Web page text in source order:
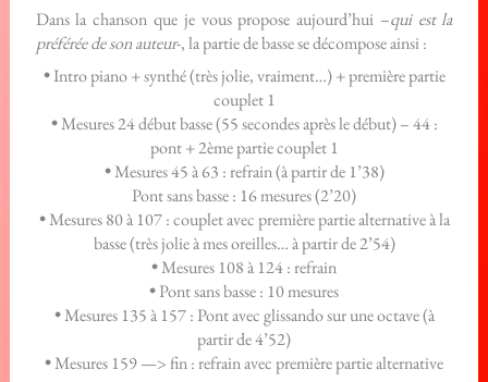
Dans la chanson que je vous propose aujourd’hui –qui est la
préférée de son auteur-, la partie de basse se décompose ainsi :
•Intro piano + synthé (très jolie, vraiment…) + première partie
couplet 1
•Mesures 24 début basse (55 secondes après le début) – 44 :
pont + 2ème partie couplet 1
•Mesures 45 à 63 : refrain (à partir de 1’38)
Pont sans basse : 16 mesures (2’20)
•Mesures 80 à 107 : couplet avec première partie alternative à la
basse (très jolie à mes oreilles… à partir de 2’54)
•Mesures 108 à 124 : refrain
•Pont sans basse : 10 mesures
•Mesures 135 à 157 : Pont avec glissando sur une octave (à
partir de 4’52)
•Mesures 159 —> fin : refrain avec première partie alternative